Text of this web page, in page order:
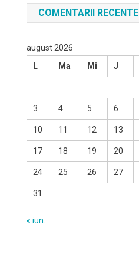
COMENTARII RECENTE
august 2026
L
Ma Mi J
3 4 5 6
10 11 12 13
17 18 19 20
24 25 26 27
31
« iun.